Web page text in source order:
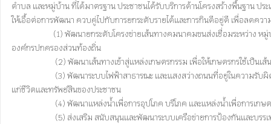
ตำบล และหมู่บ้าน ที่ได้มาตรฐาน ประชาชนได้รับบริการด้านโครงสร้างพื้นฐาน ป
ให้เอื้อต่อการพัฒนา ควบคู่ไปกับการยกระดับรายได้และการกินดีอยู่ดี เพื่อลดค
องค์กรปกครองส่วนท้องถิ่น
แก่ชีวิตและทรัพย์สินของประชาชน